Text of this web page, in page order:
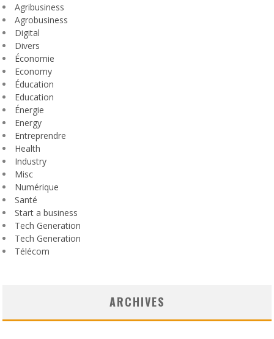
Agribusiness
Agrobusiness
Digital
Divers
Économie
Economy
Éducation
Education
Énergie
Energy
Entreprendre
Health
Industry
Misc
Numérique
Santé
Start a business
Tech Generation
Tech Generation
Télécom
ARCHIVES